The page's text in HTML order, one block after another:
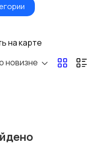
на карте
новизне